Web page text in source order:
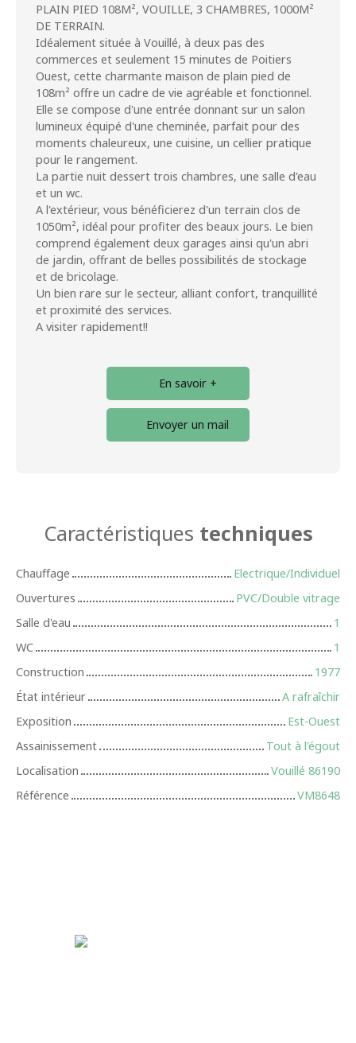
PLAIN PIED 108M², VOUILLE, 3 CHAMBRES, 1000M²
DE TERRAIN.
Idéalement située à Vouillé, à deux pas des
commerces et seulement 15 minutes de Poitiers
Ouest, cette charmante maison de plain pied de
108m² offre un cadre de vie agréable et fonctionnel.
Elle se compose d'une entrée donnant sur un salon
lumineux équipé d'une cheminée, parfait pour des
moments chaleureux, une cuisine, un cellier pratique
pour le rangement.
La partie nuit dessert trois chambres, une salle d'eau
et un wc.
A l'extérieur, vous bénéficierez d'un terrain clos de
1050m², idéal pour profiter des beaux jours. Le bien
comprend également deux garages ainsi qu'un abri
de jardin, offrant de belles possibilités de stockage
et de bricolage.
Un bien rare sur le secteur, alliant confort, tranquillité
et proximité des services.
A visiter rapidement!!
En savoir +
Envoyer un mail
Caractéristiques techniques
Chauffage
Electrique/Individuel
Ouvertures
PVC/Double vitrage
Salle d'eau
1
WC
1
Construction
1977
État intérieur
A rafraîchir
Exposition
Est-Ouest
Assainissement
Tout à l'égout
Localisation
Vouillé 86190
Référence
VM8648